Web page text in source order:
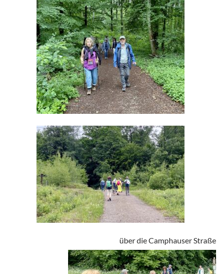
über die Camphauser Straße